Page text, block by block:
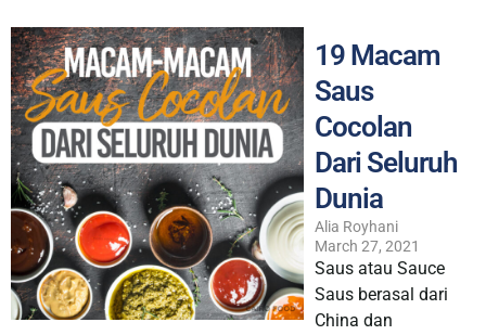
19 Macam
Saus
Cocolan
Dari Seluruh
Dunia
Alia Royhani
March 27, 2021
Saus atau Sauce
Saus berasal dari
China dan